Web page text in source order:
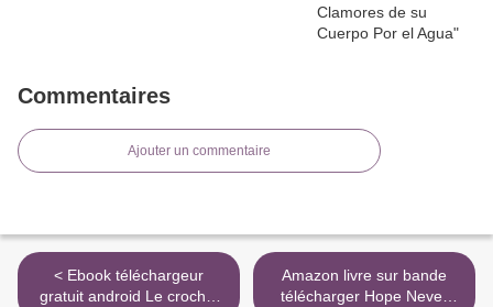
Commentaires
Ajouter un commentaire
< Ebook téléchargeur
gratuit android Le crochet
Amazon livre sur bande
télécharger Hope Never